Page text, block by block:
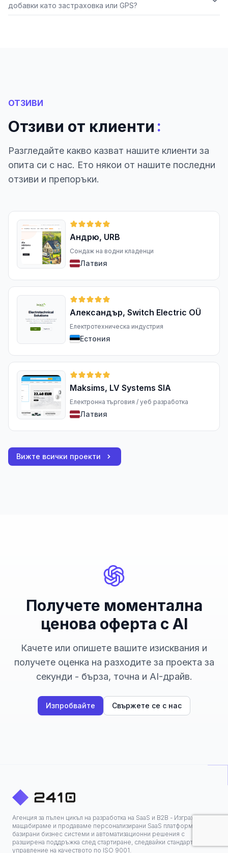
добавки като застраховка или GPS?
ОТЗИВИ
Отзиви от клиенти :
Разгледайте какво казват нашите клиенти за
опита си с нас. Ето някои от нашите последни
отзиви и препоръки.
Андрю, URB
Сондаж на водни кладенци
Латвия
Александър, Switch Electric OÜ
Електротехническа индустрия
Естония
Maksims, LV Systems SIA
Електронна търговия / уеб разработка
Латвия
Вижте всички проекти
Получете моментална
ценова оферта с AI
Качете или опишете вашите изисквания и
получете оценка на разходите за проекта за
секунди - бърза, точна и AI-драйв.
Изпробвайте Свържете се с нас
Агенция за пълен цикъл на разработка на SaaS и B2B - Изграждаме,
мащабираме и продаваме персонализирани SaaS платформи, AI-
базирани бизнес системи и автоматизационни решения с
разширена поддръжка след стартиране, следвайки стандартите за
управление на качеството по ISO 9001.